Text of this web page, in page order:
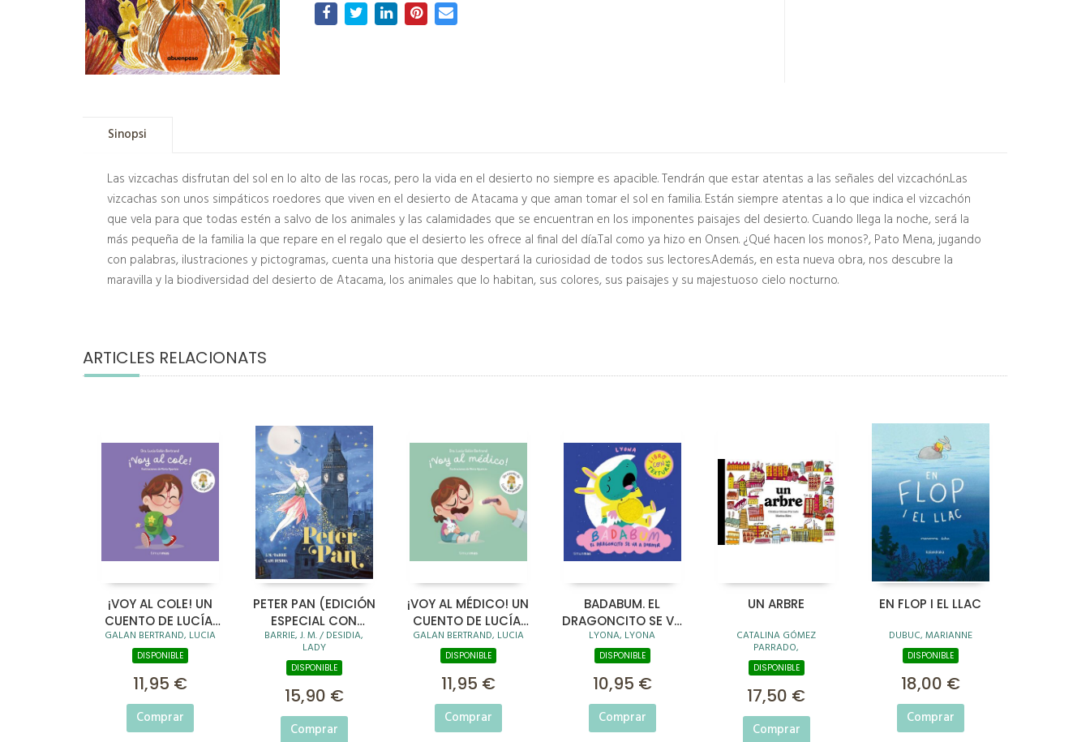
Sinopsi
Las vizcachas disfrutan del sol en lo alto de las rocas, pero la vida en el desierto no siempre es apacible. Tendrán que estar atentas a las señales del vizcachón.Las
vizcachas son unos simpáticos roedores que viven en el desierto de Atacama y que aman tomar el sol en familia. Están siempre atentas a lo que indica el vizcachón
que vela para que todas estén a salvo de los animales y las calamidades que se encuentran en los imponentes paisajes del desierto. Cuando llega la noche, será la
más pequeña de la familia la que repare en el regalo que el desierto les ofrece al final del día.Tal como ya hizo en Onsen. ¿Qué hacen los monos?, Pato Mena, jugando
con palabras, ilustraciones y pictogramas, cuenta una historia que despertará la curiosidad de todos sus lectores.Además, en esta nueva obra, nos descubre la
maravilla y la biodiversidad del desierto de Atacama, los animales que lo habitan, sus colores, sus paisajes y su majestuoso cielo nocturno.
ARTICLES RELACIONATS
¡VOY AL COLE! UN
CUENTO DE LUCÍA,
MI PEDIATRA
GALAN BERTRAND, LUCIA
DISPONIBLE
11,95 €
Comprar
PETER PAN (EDICIÓN
ESPECIAL CON
CANTOS TINTADOS)
BARRIE, J. M. / DESIDIA,
LADY
DISPONIBLE
15,90 €
Comprar
¡VOY AL MÉDICO! UN
CUENTO DE LUCÍA,
MI PEDIATRA
GALAN BERTRAND, LUCIA
DISPONIBLE
11,95 €
Comprar
BADABUM. EL
DRAGONCITO SE VA
A DORMIR
LYONA, LYONA
DISPONIBLE
10,95 €
Comprar
UN ARBRE
CATALINA GÓMEZ
PARRADO,
DISPONIBLE
17,50 €
Comprar
EN FLOP I EL LLAC
DUBUC, MARIANNE
DISPONIBLE
18,00 €
Comprar